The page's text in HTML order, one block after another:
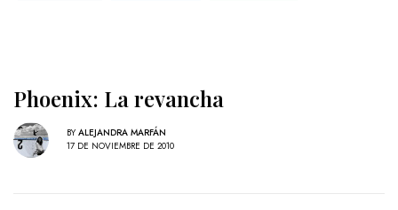
Phoenix: La revancha
BY ALEJANDRA MARFÁN
17 DE NOVIEMBRE DE 2010